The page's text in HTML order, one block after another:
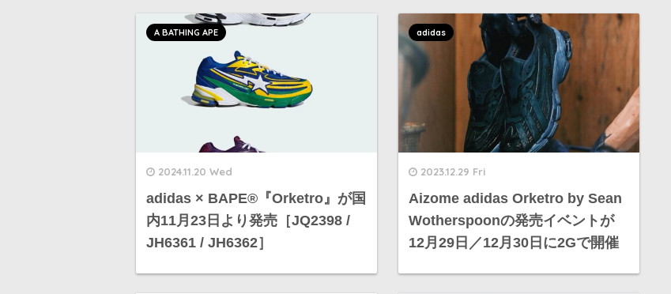
2024.11.20 Wed
adidas × BAPE®︎『Orketro』が国
内11月23日より発売［JQ2398 /
JH6361 / JH6362］
A BATHING APE
2023.12.29 Fri
Aizome adidas Orketro by Sean
Wotherspoonの発売イベントが
12月29日／12月30日に2Gで開催
adidas